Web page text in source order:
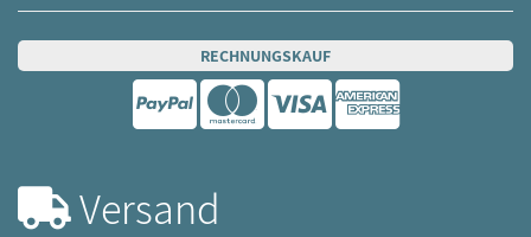
RECHNUNGSKAUF
Versand